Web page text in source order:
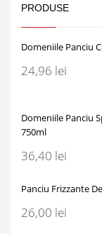
PRODUSE
Domeniile Panciu
24,96 lei
Domeniile Panciu
750ml
36,40 lei
Panciu Frizzante
26,00 lei